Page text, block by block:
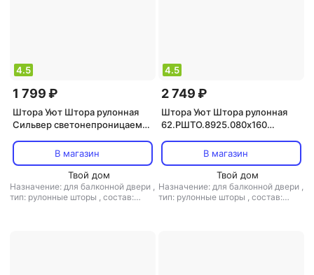
4.5
1 799 ₽
Штора Уют Штора рулонная
Сильвер светонепроницаемая
В магазин
Твой дом
Назначение: для балконной двери ,
тип: рулонные шторы , состав:
4.5
2 749 ₽
Штора Уют Штора рулонная
62.РШТО.8925.080х160
В магазин
Твой дом
Назначение: для балконной двери ,
тип: рулонные шторы , состав: